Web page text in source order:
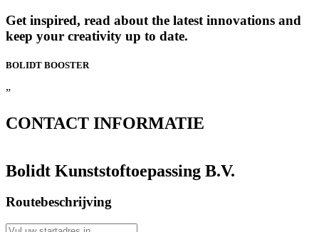
Get inspired, read about the latest innovations and
keep your creativity up to date.
BOLIDT BOOSTER
”
CONTACT INFORMATIE
Bolidt Kunststoftoepassing B.V.
Routebeschrijving